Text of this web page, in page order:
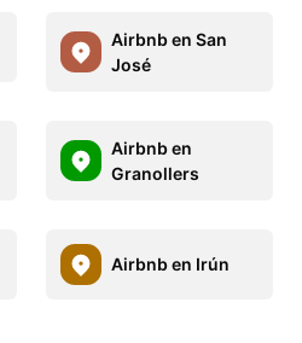
Airbnb en San
José
Airbnb en
Granollers
Airbnb en Irún